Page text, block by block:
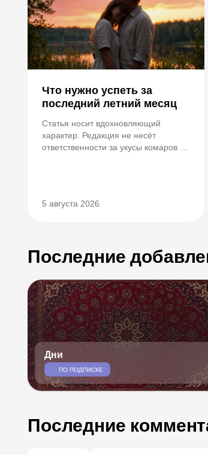
Что нужно успеть за
последний летний месяц
Статья носит вдохновляющий
характер. Редакция не несёт
ответственности за укусы комаров и
5 августа 2026
Последние
Дни
ПО ПОДПИСКЕ
Последние